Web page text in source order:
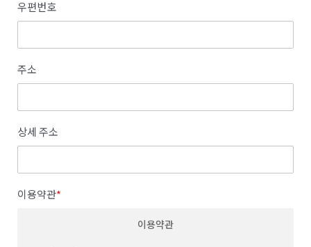
우편번호
주소
상세 주소
이용약관*
이용약관